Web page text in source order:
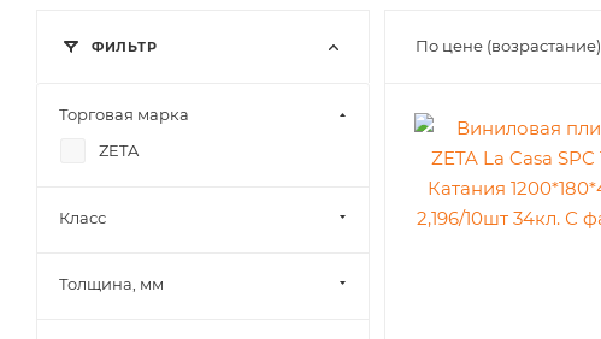
По цене (возрастание)
ФИЛЬТР
Торговая марка
ZETA
Класс
Толщина, мм